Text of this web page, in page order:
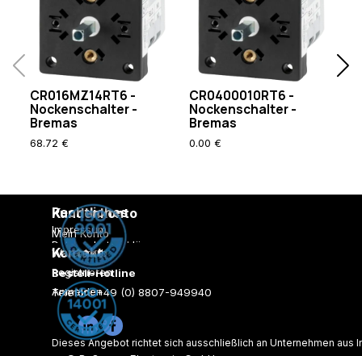
CR016MZ14RT6 -
Nockenschalter -
Bremas
68.72 €
CR0400010RT6 -
Nockenschalter -
Bremas
0.00 €
Kundenkonto
Mein Konto
Warenkorb
Registrieren
Anmelden
Kontakt
Bestell-Hotline
Telefon: +49 (0) 8807-949940
E-Mail:info@rossmannweb.de
Firmen-Homepage
Rechtliches
Impressum
Datenschutzerklärung
AGB
Versandkosten
Zahlungsarten
Lieferzeiten
Dieses Angebot richtet sich ausschließlich an Unternehmen aus